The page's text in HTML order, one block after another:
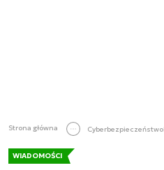
Strona główna Cyberbezpieczeństwo
WIADOMOŚCI